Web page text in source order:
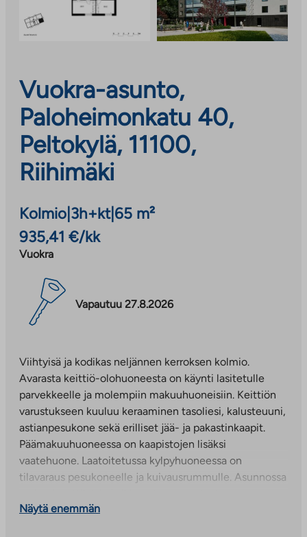
Vuokra-asunto,
Paloheimonkatu 40,
Peltokylä, 11100,
Riihimäki
Kolmio 3h+kt| 65 m²
935,41 €/kk
Vuokra
Vapautuu 27.8.2026
Viihtyisä ja kodikas neljännen kerroksen kolmio.
Avarasta keittiö-olohuoneesta on käynti lasitetulle
parvekkeelle ja molempiin makuuhuoneisiin. Keittiön
varustukseen kuuluu keraaminen tasoliesi, kalusteuuni,
astianpesukone sekä erilliset jää- ja pakastinkaapit.
Päämakuuhuoneessa on kaapistojen lisäksi
vaatehuone. Laatoitetussa kylpyhuoneessa on
tilavaraus pesukoneelle ja kuivausrummulle. Asunnossa
sälekaihtimilla.
Näytä enemmän